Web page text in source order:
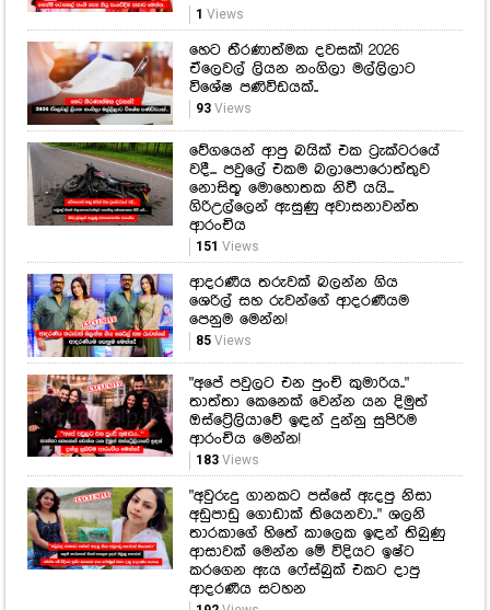
වේගයෙන් ආපු බයික් එක ට්‍රැක්ටරයේ
වදී... පවුලේ එකම බලාපොරොත්තුව
නොසිතූ මොහොතක නිවී යයි...
ගිරිඋල්ලෙන් ඇසුණු අවාසනාවන්ත
ආරංචිය
ආදරණීය තරුවක් බලන්න ගිය
ශෙරිල් සහ රුවන්ගේ ආදරණීයම
පෙනුම මෙන්න!
85Views
"අපේ පවුලට එන පුංචි කුමාරිය.."
තාත්තා කෙනෙක් වෙන්න යන දිමුත්
ඔස්ට්‍රේලියාවේ ඉඳන් දුන්නු සුපිරිම
ආරංචිය මෙන්න!
183Views
"අවුරුදු ගානකට පස්සේ ඇදපු නිසා
අඩුපාඩු ගොඩාක් තියෙනවා.." ශලනි
තාරකාගේ හිතේ කාලෙක ඉඳන් තිබුණු
ආසාවක් මෙන්න මේ විදියට ඉෂ්ට
කරගෙන ඇය ෆේස්බුක් එකට දාපු
ආදරණීය සටහන
192 Views
කඳ නැහැ... හිස විතරයි...පාරේ ගිය
අය හිතුවේ වෙන දෙයක්... ළඟට ගිහින්
බලද්දී මුළු ඇඟම හිරිවැටිලා... මෙන්න
සම්පූර්ණ විස්තරය
307